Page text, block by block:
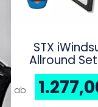
STX
Allround
250L plus
HD Dacron
Rigg
ab